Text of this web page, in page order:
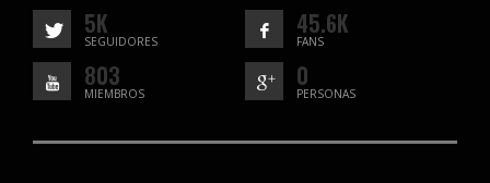
5K
SEGUIDORES
45.6K
FANS
803
MIEMBROS
0
PERSONAS